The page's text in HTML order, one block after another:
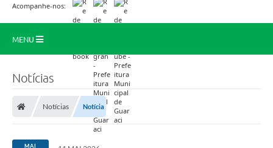
Acompanhe-nos:
MENU
Secretarias
Notícias
Notícias Notícia
MAI